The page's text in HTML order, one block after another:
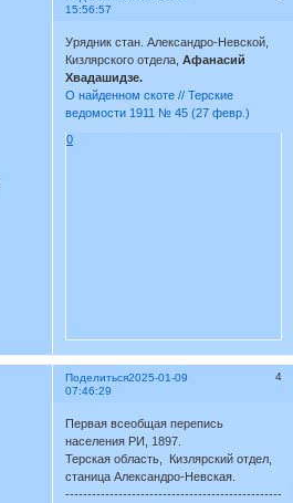
15:56:57
Урядник стан. Александро-Невской,
Кизлярского отдела,Афанасий
Хвадашидзе.
О найденном скоте // Терские
ведомости 1911 № 45 (27 февр.)
0
Поделиться 4
2025-01-09
07:46:29
Первая всеобщая перепись
населения РИ, 1897.
Терская область, Кизлярский отдел,
станица Александро-Невская.
-------------------------------------------------